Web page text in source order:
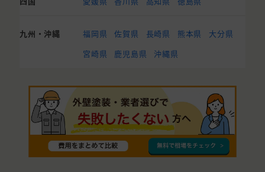
九州・沖縄 福岡県 佐賀県 長崎県 熊本県
大分県
宮崎県
鹿児島県 沖縄県